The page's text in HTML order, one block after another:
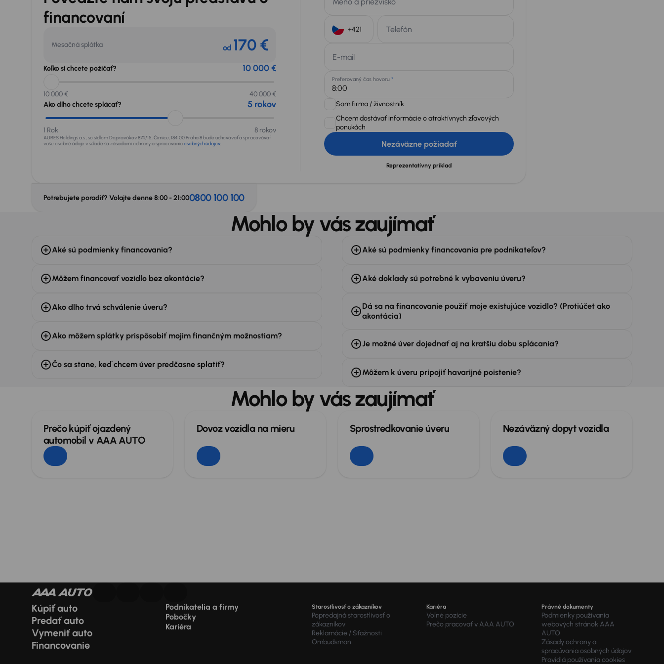
financovaní
Mesačná splátka od 170 €
Koľko si chcete požičať? 10 000 €
10 000 €
40 000 €
Ako dlho chcete splácať?
5 rokov
1 Rok 8 rokov
AURES Holdings a.s., so sídlom Dopravákov 874/15, Čimice, 184 00 Praha 8 bude uchovávať a spracovávať
vaše osobné údaje v súlade so zásadami ochrany a spracovaniaosobných údajov.
Telefón
E-mail
Preferovaný čas hovoru *
Som firma / živnostník
Chcem dostávať informácie o atraktívnych zľavových
ponukách
Nezáväzne požiadať
Reprezentatívny príklad
Potrebujete poradiť? Volajte denne 8:00 - 21:000800 100 100
Mohlo by vás zaujímať
Aké sú podmienky financovania?
Môžem financovať vozidlo bez akontácie?
Ako dlho trvá schválenie úveru?
Ako môžem splátky prispôsobiť mojim finančným možnostiam?
Čo sa stane, keď chcem úver predčasne splatiť?
Aké sú podmienky financovania pre podnikateľov?
Aké doklady sú potrebné k vybaveniu úveru?
Dá sa na financovanie použiť moje existujúce vozidlo? (Protiúčet ako
akontácia)
Je možné úver dojednať aj na kratšiu dobu splácania?
Môžem k úveru pripojiť havarijné poistenie?
Mohlo by vás zaujímať
Prečo kúpiť ojazdený
automobil v AAA AUTO
Dovoz vozidla na mieru Sprostredkovanie úveru Nezáväzný dopyt vozidla
Kúpiť auto
Predať auto
Vymeniť auto
Financovanie
Podnikatelia a firmy
Pobočky
Kariéra
Starostlivosť o zákazníkov
Popredajná starostlivosť o
zákazníkov
Reklamácie / Sťažnosti
Ombudsman
Kariéra
Voľné pozície
Prečo pracovať v AAA AUTO
Právné dokumenty
Podmienky používania
webových stránok AAA
AUTO
Zásady ochrany a
spracúvania osobných údajov
Pravidlá používania cookies